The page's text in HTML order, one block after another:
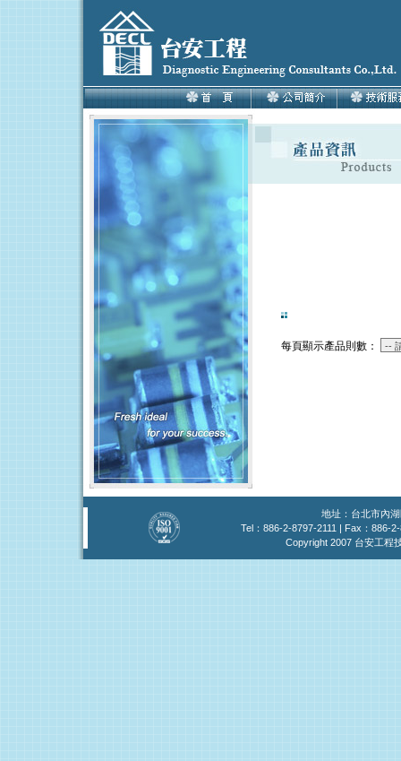
每頁顯示產品則數：
地址：台北市內
Tel：886-2-8797-2111 | Fax：886-
Copyright 2007 台安工程